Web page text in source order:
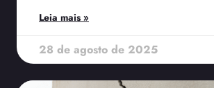
Leia mais »
28 de agosto de 2025